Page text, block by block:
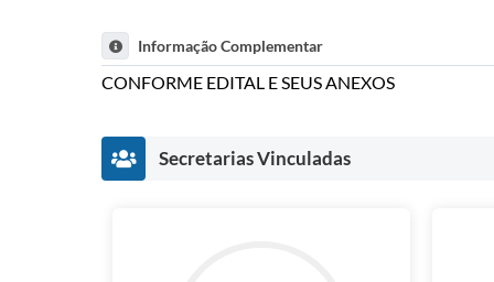
Informação Complementar
CONFORME EDITAL E SEUS ANEXOS
Secretarias Vinculadas